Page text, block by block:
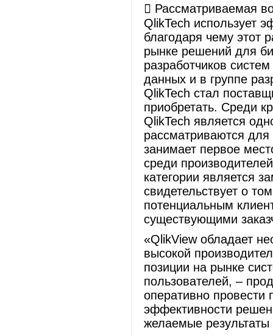
​ Рассматриваемая
QlikTech использует
благодаря чему этот
рынке решений для
разработчиков
данных и в группе
QlikTech стал
приобретать. Среди
QlikTech является
рассматриваются
занимает первое
среди
категории является
свидетельствует о
потенциальным
существующими
«QlikView обладает
высокой
позиции на рынке
пользователей, –
оперативно провести
эффективности
желаемые